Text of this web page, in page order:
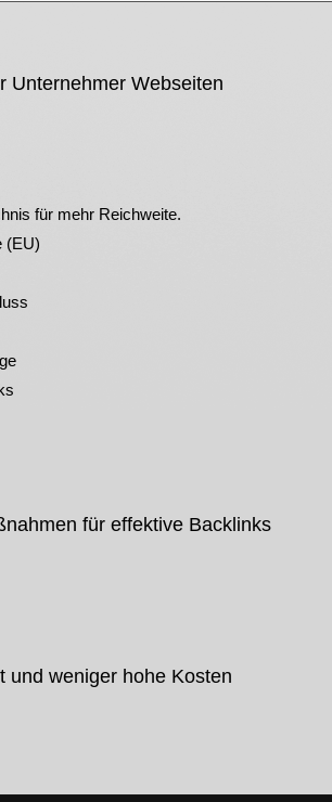
Unternehmer Webseiten
für mehr Reichweite.
(EU)
für effektive Backlinks
und weniger hohe Kosten